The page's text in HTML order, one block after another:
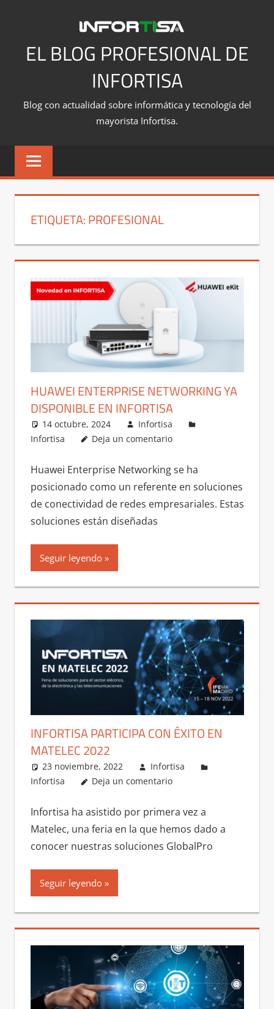
contenidoEL BLOG PROFESIONAL DE
INFORTISA
Blog con actualidad sobre informática y tecnología del
mayorista Infortisa.
ETIQUETA:PROFESIONAL
HUAWEI ENTERPRISE NETWORKING YA
DISPONIBLE EN INFORTISA
14 octubre, 2024
Infortisa
Infortisa
Deja un comentario
Huawei Enterprise Networking se ha
posicionado como un referente en soluciones
de conectividad de redes empresariales. Estas
soluciones están diseñadas
Seguir leyendo
INFORTISA PARTICIPA CON ÉXITO EN
MATELEC 2022
23 noviembre, 2022
Infortisa
Infortisa
Deja un comentario
Infortisa ha asistido por primera vez a
Matelec, una feria en la que hemos dado a
conocer nuestras soluciones GlobalPro
Seguir leyendo